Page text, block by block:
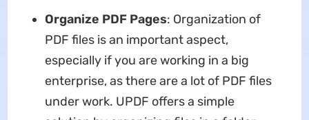
Organize PDF Pages: Organization of
PDF files is an important aspect,
especially if you are working in a big
enterprise, as there are a lot of PDF files
under work. UPDF offers a simple